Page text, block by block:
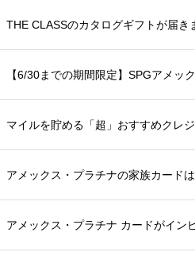
THE CLASSのカタログギフトが届き
【6/30までの期間限定】SPGアメ
マイルを貯める「超」おすすめクレ
アメックス・プラチナの家族カード
アメックス・プラチナ カードがイ